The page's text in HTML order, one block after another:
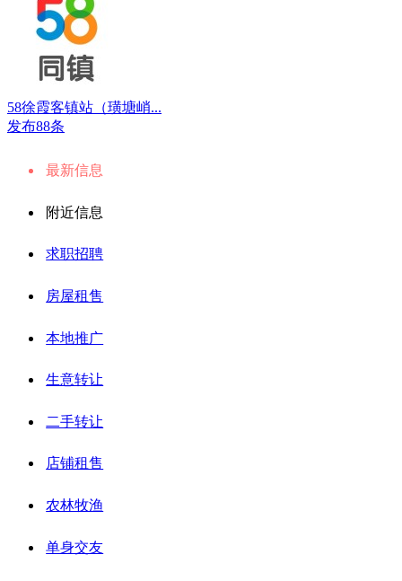
58徐霞客镇站（璜塘峭...
发布88条
最新信息
附近信息
求职招聘
房屋租售
本地推广
生意转让
二手转让
店铺租售
农林牧渔
单身交友